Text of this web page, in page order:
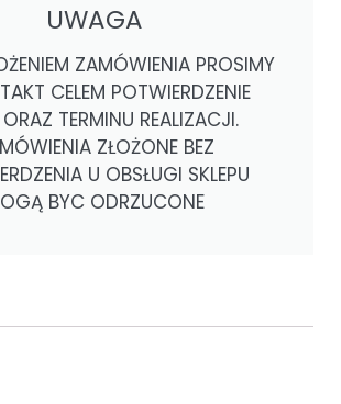
UWAGA
ZAMÓWIENIA PROSIMY
CELEM POTWIERDZENIE
TERMINU REALIZACJI.
ZŁOŻONE BEZ
U OBSŁUGI SKLEPU
BYC ODRZUCONE